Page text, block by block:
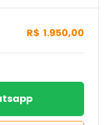
R$ 1.950,00